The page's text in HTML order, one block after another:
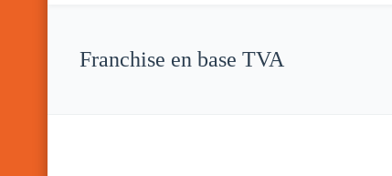
Franchise en base TVA